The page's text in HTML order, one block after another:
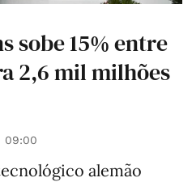
sobe 15% entre
2,6 mil milhões
09:00
alemão